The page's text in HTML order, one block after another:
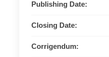
Publishing Date:
Closing Date:
Corrigendum: